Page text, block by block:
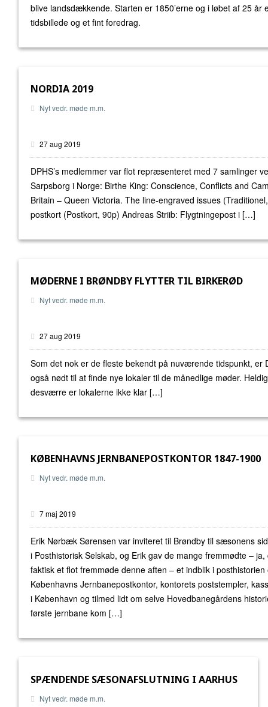
blive landsdækkende. Starten er 1850’erne og i løbet af 25
tidsbillede og et fint foredrag.
NORDIA 2019
Nyt vedr. møde m.m.
27 aug 2019
DPHS’s medlemmer var flot repræsenteret med 7 samlinger
Sarpsborg i Norge: Birthe King: Conscience, Conflicts and
Britain – Queen Victoria. The line-engraved issues
postkort (Postkort, 90p) Andreas Striib: Flygtningepost i […]
MØDERNE I BRØNDBY FLYTTER TIL BIRKERØD
Nyt vedr. møde m.m.
27 aug 2019
Som det nok er de fleste bekendt på nuværende tidspunkt,
også nødt til at finde nye lokaler til de månedlige møder.
desværre er lokalerne ikke klar […]
KØBENHAVNS JERNBANEPOSTKONTOR 1847-1900
Nyt vedr. møde m.m.
7 maj 2019
Erik Nørbæk Sørensen var inviteret til Brøndby til sæsonens
i Posthistorisk Selskab, og Erik gav de mange fremmødte – ja,
faktisk et flot fremmøde denne aften – et indblik i posthistorien
Københavns Jernbanepostkontor, kontorets poststempler,
i København og tilmed lidt om selve Hovedbanegårdens
første jernbane kom […]
SPÆNDENDE SÆSONAFSLUTNING I AARHUS
Nyt vedr. møde m.m.